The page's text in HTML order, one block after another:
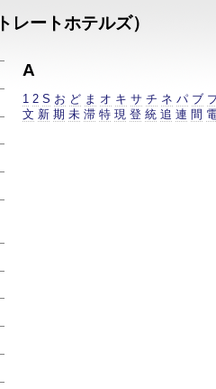
レートホテルズ）
A
1 2 S お ど ま オ キ サ チ ネ パ ブ
文 新 期 未 滞 特 現 登 統 追 連 間